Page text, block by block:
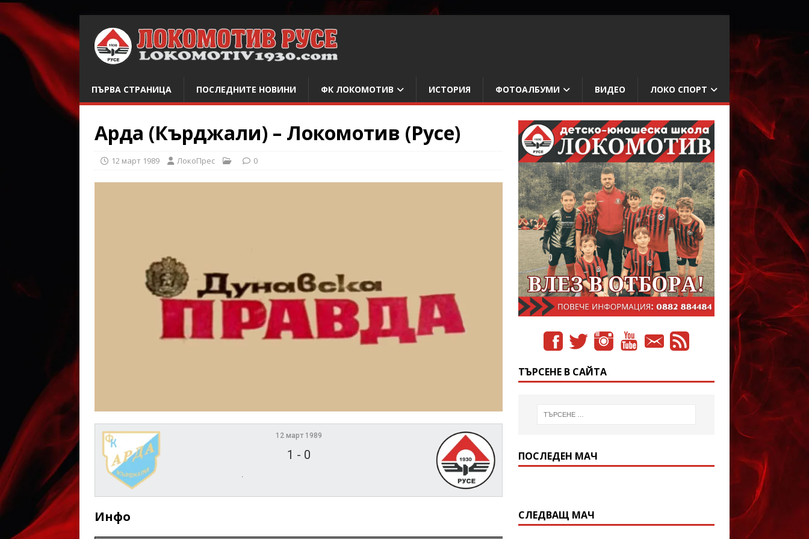
ПЪРВА СТРАНИЦА ПОСЛЕДНИТЕ НОВИНИ ФК ЛОКОМОТИВ ИСТОРИЯ ФОТОАЛБУМИ ВИДЕО ЛОКО СПОРТ
Арда (Кърджали) – Локомотив (Русе)
12 март 1989 ЛокоПрес 0
12 март 1989
1 - 0
.
Инфо
ТЪРСЕНЕ В САЙТА
ПОСЛЕДЕН МАЧ
СЛЕДВАЩ МАЧ